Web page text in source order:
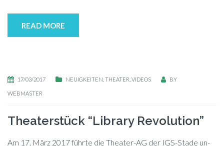
READ MORE
17/03/2017 NEUIGKEITEN THEATER VIDEOS BY
WEBMASTER
Theaterstück “Library Revolution”
Am 17. März 2017 führ­te die Thea­ter-AG der IGS-Sta­de un­